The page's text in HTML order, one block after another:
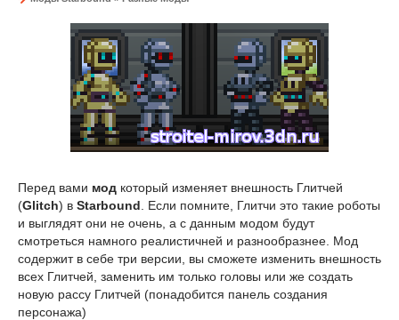
Перед вами мод который изменяет внешность Глитчей
(Glitch) в Starbound . Если помните, Глитчи это такие роботы
и выглядят они не очень, а с данным модом будут
смотреться намного реалистичней и разнообразнее. Мод
содержит в себе три версии, вы сможете изменить внешность
всех Глитчей, заменить им только головы или же создать
новую рассу Глитчей (понадобится панель создания
персонажа)